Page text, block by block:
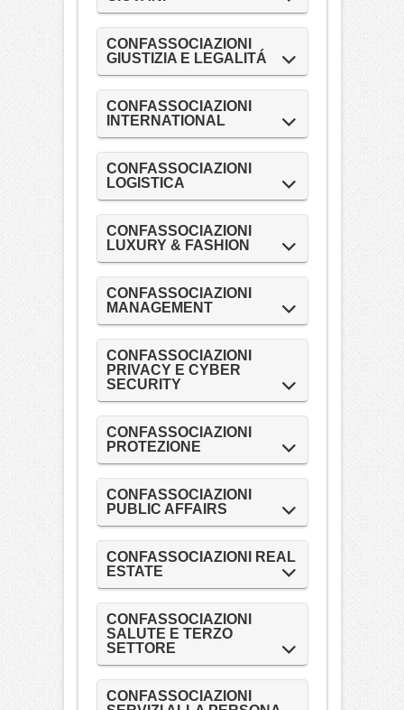
CONFASSOCIAZIONI
GIUSTIZIA E LEGALITÁ
CONFASSOCIAZIONI
INTERNATIONAL
CONFASSOCIAZIONI
LOGISTICA
CONFASSOCIAZIONI
LUXURY & FASHION
CONFASSOCIAZIONI
MANAGEMENT
CONFASSOCIAZIONI
PRIVACY E CYBER
SECURITY
CONFASSOCIAZIONI
PROTEZIONE
CONFASSOCIAZIONI
PUBLIC AFFAIRS
CONFASSOCIAZIONI REAL
ESTATE
CONFASSOCIAZIONI
SALUTE E TERZO
SETTORE
CONFASSOCIAZIONI